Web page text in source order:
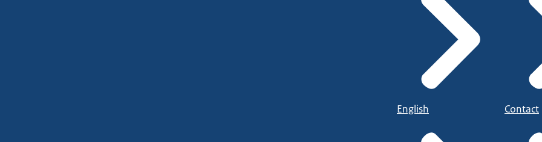
English Contact